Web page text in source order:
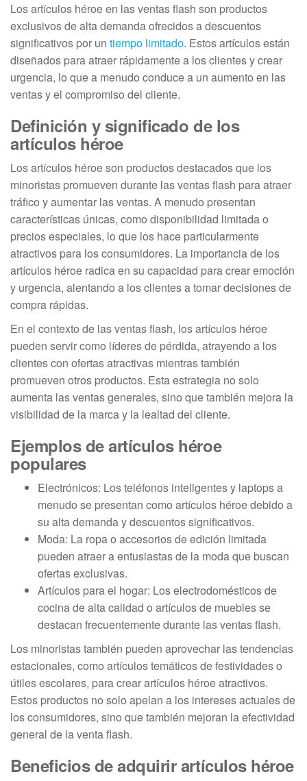
Los artículos héroe en las ventas flash son productos
exclusivos de alta demanda ofrecidos a descuentos
significativos por un tiempo limitado. Estos artículos están
diseñados para atraer rápidamente a los clientes y crear
urgencia, lo que a menudo conduce a un aumento en las
ventas y el compromiso del cliente.
Definición y significado de los
artículos héroe
Los artículos héroe son productos destacados que los
minoristas promueven durante las ventas flash para atraer
tráfico y aumentar las ventas. A menudo presentan
características únicas, como disponibilidad limitada o
precios especiales, lo que los hace particularmente
atractivos para los consumidores. La importancia de los
artículos héroe radica en su capacidad para crear emoción
y urgencia, alentando a los clientes a tomar decisiones de
compra rápidas.
En el contexto de las ventas flash, los artículos héroe
pueden servir como líderes de pérdida, atrayendo a los
clientes con ofertas atractivas mientras también
promueven otros productos. Esta estrategia no solo
aumenta las ventas generales, sino que también mejora la
visibilidad de la marca y la lealtad del cliente.
Ejemplos de artículos héroe
populares
Electrónicos: Los teléfonos inteligentes y laptops a
menudo se presentan como artículos héroe debido a
su alta demanda y descuentos significativos.
Moda: La ropa o accesorios de edición limitada
pueden atraer a entusiastas de la moda que buscan
ofertas exclusivas.
Artículos para el hogar: Los electrodomésticos de
cocina de alta calidad o artículos de muebles se
destacan frecuentemente durante las ventas flash.
Los minoristas también pueden aprovechar las tendencias
estacionales, como artículos temáticos de festividades o
útiles escolares, para crear artículos héroe atractivos.
Estos productos no solo apelan a los intereses actuales de
los consumidores, sino que también mejoran la efectividad
general de la venta flash.
Beneficios de adquirir artículos héroe